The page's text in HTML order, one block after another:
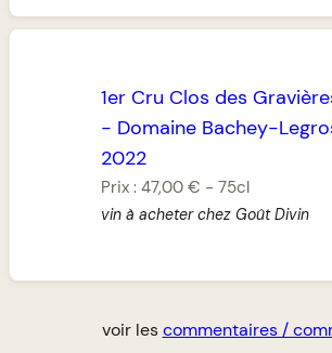
1er Cru Clos des
- Domaine Bachey-
2022
Prix : 47,00 € - 75cl
vin à acheter chez Goût Divin
voir lescommentaires /